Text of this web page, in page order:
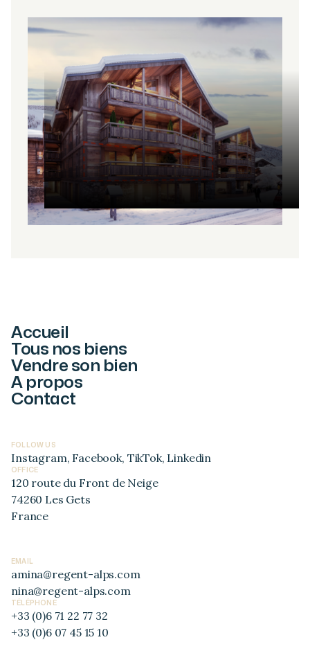
Accueil
Tous nos biens
Vendre son bien
A propos
Contact
FOLLOW US
Instagram, Facebook, TikTok, Linkedin
OFFICE
120 route du Front de Neige
74260 Les Gets
France
EMAIL
amina@regent-alps.com
nina@regent-alps.com
TÉLÉPHONE
+33 (0)6 71 22 77 32
+33 (0)6 07 45 15 10